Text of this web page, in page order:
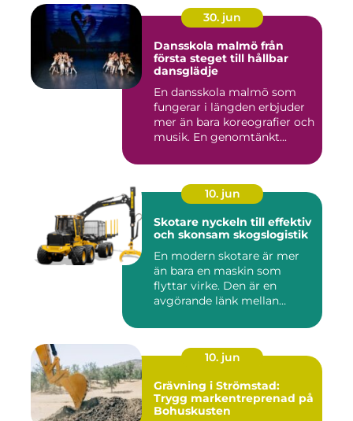
30. jun
Dansskola malmö från
första steget till hållbar
dansglädje
En dansskola malmö som
fungerar i längden erbjuder
mer än bara koreografier och
musik. En genomtänkt...
10. jun
Skotare nyckeln till effektiv
och skonsam skogslogistik
En modern skotare är mer
än bara en maskin som
flyttar virke. Den är en
avgörande länk mellan
10. jun
Grävning i Strömstad:
Trygg markentreprenad på
Bohuskusten